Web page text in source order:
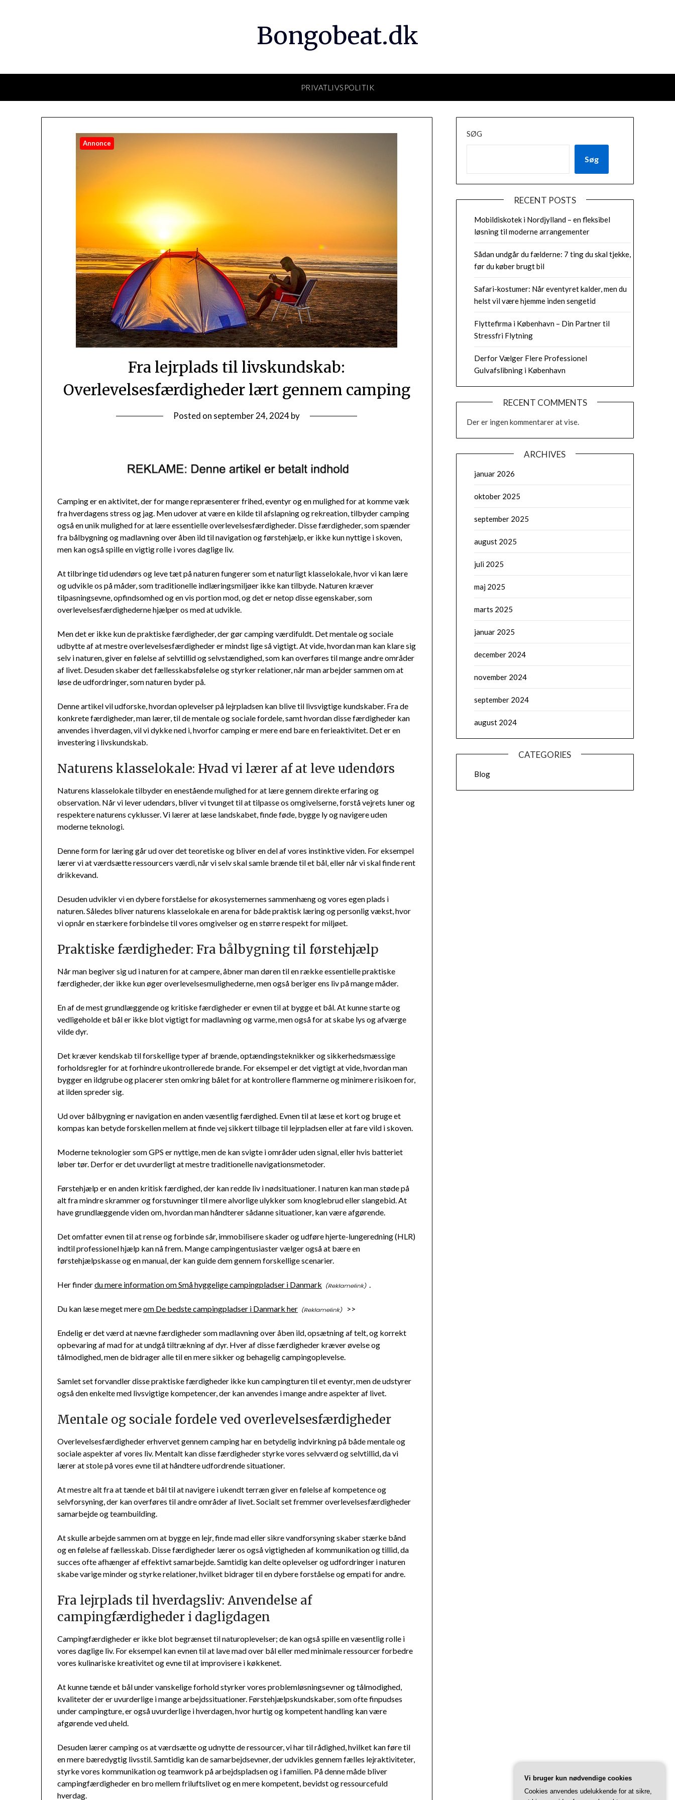
Bongobeat.dk
PRIVATLIVSPOLITIK
Annonce
Fra lejrplads til livskundskab:
Overlevelsesfærdigheder lært gennem camping
Posted on september 24, 2024by
Camping er en aktivitet, der for mange repræsenterer frihed, eventyr og en mulighed for at komme væk
fra hverdagens stress og jag. Men udover at være en kilde til afslapning og rekreation, tilbyder camping
også en unik mulighed for at lære essentielle overlevelsesfærdigheder. Disse færdigheder, som spænder
fra bålbygning og madlavning over åben ild til navigation og førstehjælp, er ikke kun nyttige i skoven,
men kan også spille en vigtig rolle i vores daglige liv.
At tilbringe tid udendørs og leve tæt på naturen fungerer som et naturligt klasselokale, hvor vi kan lære
og udvikle os på måder, som traditionelle indlæringsmiljøer ikke kan tilbyde. Naturen kræver
tilpasningsevne, opfindsomhed og en vis portion mod, og det er netop disse egenskaber, som
overlevelsesfærdighederne hjælper os med at udvikle.
Men det er ikke kun de praktiske færdigheder, der gør camping værdifuldt. Det mentale og sociale
udbytte af at mestre overlevelsesfærdigheder er mindst lige så vigtigt. At vide, hvordan man kan klare sig
selv i naturen, giver en følelse af selvtillid og selvstændighed, som kan overføres til mange andre områder
af livet. Desuden skaber det fællesskabsfølelse og styrker relationer, når man arbejder sammen om at
løse de udfordringer, som naturen byder på.
Denne artikel vil udforske, hvordan oplevelser på lejrpladsen kan blive til livsvigtige kundskaber. Fra de
konkrete færdigheder, man lærer, til de mentale og sociale fordele, samt hvordan disse færdigheder kan
anvendes i hverdagen, vil vi dykke ned i, hvorfor camping er mere end bare en ferieaktivitet. Det er en
investering i livskundskab.
Naturens klasselokale: Hvad vi lærer af at leve udendørs
Naturens klasselokale tilbyder en enestående mulighed for at lære gennem direkte erfaring og
observation. Når vi lever udendørs, bliver vi tvunget til at tilpasse os omgivelserne, forstå vejrets luner og
respektere naturens cyklusser. Vi lærer at læse landskabet, finde føde, bygge ly og navigere uden
moderne teknologi.
Denne form for læring går ud over det teoretiske og bliver en del af vores instinktive viden. For eksempel
lærer vi at værdsætte ressourcers værdi, når vi selv skal samle brænde til et bål, eller når vi skal finde rent
drikkevand.
Desuden udvikler vi en dybere forståelse for økosystemernes sammenhæng og vores egen plads i
naturen. Således bliver naturens klasselokale en arena for både praktisk læring og personlig vækst, hvor
vi opnår en stærkere forbindelse til vores omgivelser og en større respekt for miljøet.
Praktiske færdigheder: Fra bålbygning til førstehjælp
Når man begiver sig ud i naturen for at campere, åbner man døren til en række essentielle praktiske
færdigheder, der ikke kun øger overlevelsesmulighederne, men også beriger ens liv på mange måder.
En af de mest grundlæggende og kritiske færdigheder er evnen til at bygge et bål. At kunne starte og
vedligeholde et bål er ikke blot vigtigt for madlavning og varme, men også for at skabe lys og afværge
vilde dyr.
Det kræver kendskab til forskellige typer af brænde, optændingsteknikker og sikkerhedsmæssige
forholdsregler for at forhindre ukontrollerede brande. For eksempel er det vigtigt at vide, hvordan man
bygger en ildgrube og placerer sten omkring bålet for at kontrollere flammerne og minimere risikoen for,
at ilden spreder sig.
Ud over bålbygning er navigation en anden væsentlig færdighed. Evnen til at læse et kort og bruge et
kompas kan betyde forskellen mellem at finde vej sikkert tilbage til lejrpladsen eller at fare vild i skoven.
Moderne teknologier som GPS er nyttige, men de kan svigte i områder uden signal, eller hvis batteriet
løber tør. Derfor er det uvurderligt at mestre traditionelle navigationsmetoder.
Førstehjælp er en anden kritisk færdighed, der kan redde liv i nødsituationer. I naturen kan man støde på
alt fra mindre skrammer og forstuvninger til mere alvorlige ulykker som knoglebrud eller slangebid. At
have grundlæggende viden om, hvordan man håndterer sådanne situationer, kan være afgørende.
Det omfatter evnen til at rense og forbinde sår, immobilisere skader og udføre hjerte-lungeredning (HLR)
indtil professionel hjælp kan nå frem. Mange campingentusiaster vælger også at bære en
førstehjælpskasse og en manual, der kan guide dem gennem forskellige scenarier.
Her finderdu mere information om Små hyggelige campingpladser i Danmark .
Du kan læse meget mereom De bedste campingpladser i Danmark her >>
Endelig er det værd at nævne færdigheder som madlavning over åben ild, opsætning af telt, og korrekt
opbevaring af mad for at undgå tiltrækning af dyr. Hver af disse færdigheder kræver øvelse og
tålmodighed, men de bidrager alle til en mere sikker og behagelig campingoplevelse.
Samlet set forvandler disse praktiske færdigheder ikke kun campingturen til et eventyr, men de udstyrer
også den enkelte med livsvigtige kompetencer, der kan anvendes i mange andre aspekter af livet.
Mentale og sociale fordele ved overlevelsesfærdigheder
Overlevelsesfærdigheder erhvervet gennem camping har en betydelig indvirkning på både mentale og
sociale aspekter af vores liv. Mentalt kan disse færdigheder styrke vores selvværd og selvtillid, da vi
lærer at stole på vores evne til at håndtere udfordrende situationer.
At mestre alt fra at tænde et bål til at navigere i ukendt terræn giver en følelse af kompetence og
selvforsyning, der kan overføres til andre områder af livet. Socialt set fremmer overlevelsesfærdigheder
samarbejde og teambuilding.
At skulle arbejde sammen om at bygge en lejr, finde mad eller sikre vandforsyning skaber stærke bånd
og en følelse af fællesskab. Disse færdigheder lærer os også vigtigheden af kommunikation og tillid, da
succes ofte afhænger af effektivt samarbejde. Samtidig kan delte oplevelser og udfordringer i naturen
skabe varige minder og styrke relationer, hvilket bidrager til en dybere forståelse og empati for andre.
Fra lejrplads til hverdagsliv: Anvendelse af
campingfærdigheder i dagligdagen
Campingfærdigheder er ikke blot begrænset til naturoplevelser; de kan også spille en væsentlig rolle i
vores daglige liv. For eksempel kan evnen til at lave mad over bål eller med minimale ressourcer forbedre
vores kulinariske kreativitet og evne til at improvisere i køkkenet.
At kunne tænde et bål under vanskelige forhold styrker vores problemløsningsevner og tålmodighed,
kvaliteter der er uvurderlige i mange arbejdssituationer. Førstehjælpskundskaber, som ofte finpudses
under campingture, er også uvurderlige i hverdagen, hvor hurtig og kompetent handling kan være
afgørende ved uheld.
Desuden lærer camping os at værdsætte og udnytte de ressourcer, vi har til rådighed, hvilket kan føre til
en mere bæredygtig livsstil. Samtidig kan de samarbejdsevner, der udvikles gennem fælles lejraktiviteter,
styrke vores kommunikation og teamwork på arbejdspladsen og i familien. På denne måde bliver
campingfærdigheder en bro mellem friluftslivet og en mere kompetent, bevidst og ressourcefuld
hverdag.
SØG
Søg
RECENT POSTS
Mobildiskotek i Nordjylland – en fleksibel
løsning til moderne arrangementer
Sådan undgår du fælderne: 7 ting du skal tjekke,
før du køber brugt bil
Safari-kostumer: Når eventyret kalder, men du
helst vil være hjemme inden sengetid
Flyttefirma i København – Din Partner til
Stressfri Flytning
Derfor Vælger Flere Professionel
Gulvafslibning i København
RECENT COMMENTS
Der er ingen kommentarer at vise.
ARCHIVES
januar 2026
oktober 2025
september 2025
august 2025
juli 2025
maj 2025
marts 2025
januar 2025
december 2024
november 2024
september 2024
august 2024
CATEGORIES
Blog
Vi bruger kun nødvendige cookies
Cookies anvendes udelukkende for at sikre,